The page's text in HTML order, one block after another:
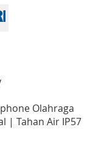
Olahraga
| Tahan Air IP57